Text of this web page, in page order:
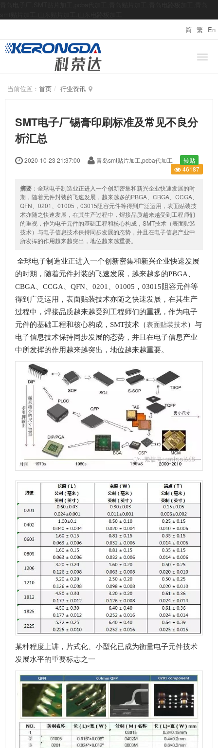
简 繁 En
当前位置： 首页 行业资讯
SMT电子厂锡膏印刷标准及常见不良分
析汇总
2020-10-23 21:37:00 青岛smt贴片加工,pcba代加工
转贴
46187
摘要 ：全球电子制造业正进入一个创新密集和新兴企业快速发展的时
期，随着元件封装的飞速发展，越来越多的PBGA、CBGA、CCGA、
QFN、0201、01005，03015阻容元件等得到广泛运用，表面贴装技
术亦随之快速发展，在其生产过程中，焊接品质越来越受到工程师们
的重视，作为电子元件的基础工程和核心构成，SMT技术（表面贴装
技术）与电子信息技术保持同步发展的态势，并且在电子信息产业中
所发挥的作用越来越突出，地位越来越重要。
全球电子制造业正进入一个创新密集和新兴企业快速发展
的时期，随着元件封装的飞速发展，越来越多的PBGA、
CBGA、CCGA、QFN、0201、01005，03015阻容元件等
得到广泛运用，表面贴装技术亦随之快速发展，在其生产
过程中，焊接品质越来越受到工程师们的重视 ， 作为电子
元件的基础工程和核心构成，SMT技术（表面贴装技术）与
电子信息技术保持同步发展的态势，并且在电子信息产业
中所发挥的作用越来越突出，地位越来越重要。
某种程度上讲，片式化、小型化已成为衡量电子元件技术
发展水平的重要标志之一